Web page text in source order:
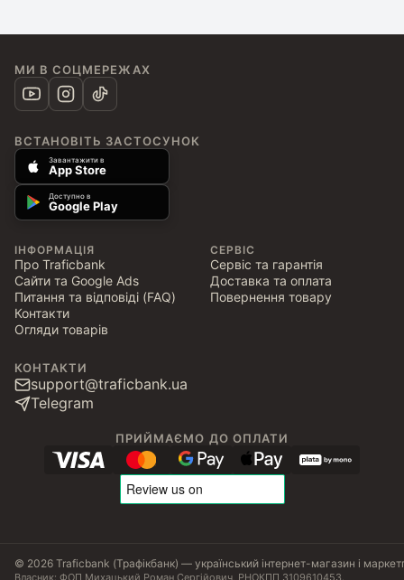
МИ В СОЦМЕРЕЖАХ
ВСТАНОВІТЬ ЗАСТОСУНОК
Завантажити в
App Store
Доступно в
Google Play
ІНФОРМАЦІЯ
Про Traficbank
Сайти та Google Ads
Питання та відповіді (FAQ)
Контакти
Огляди товарів
СЕРВІС
Сервіс та гарантія
Доставка та оплата
Повернення товару
КОНТАКТИ
support@traficbank.ua
Telegram
ПРИЙМАЄМО ДО ОПЛАТИ
© 2026 Traficbank (Трафікбанк) — український інтернет-магазин і
Власник: ФОП Михацький Роман Сергійович, РНОКПП 3109610453.